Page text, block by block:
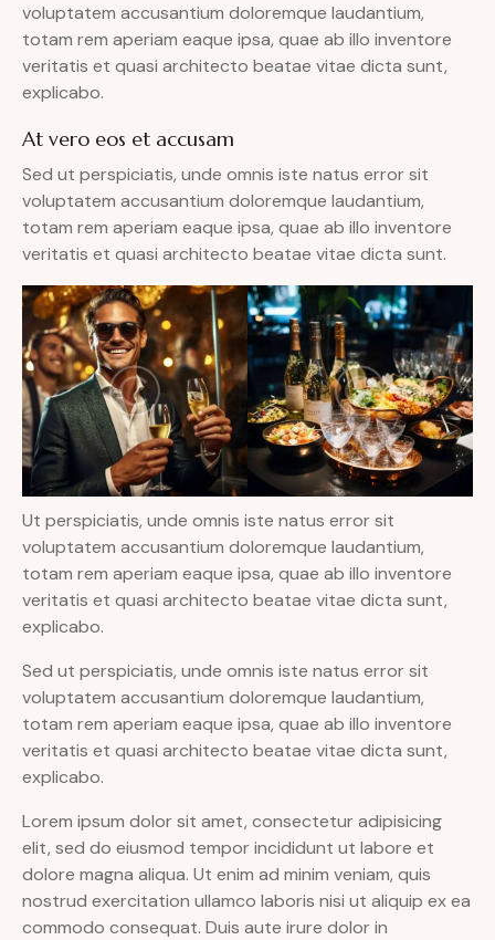
voluptatem accusantium doloremque laudantium,
totam rem aperiam eaque ipsa, quae ab illo inventore
veritatis et quasi architecto beatae vitae dicta sunt,
explicabo.
At vero eos et accusam
Sed ut perspiciatis, unde omnis iste natus error sit
voluptatem accusantium doloremque laudantium,
totam rem aperiam eaque ipsa, quae ab illo inventore
veritatis et quasi architecto beatae vitae dicta sunt.
Ut perspiciatis, unde omnis iste natus error sit
voluptatem accusantium doloremque laudantium,
totam rem aperiam eaque ipsa, quae ab illo inventore
veritatis et quasi architecto beatae vitae dicta sunt,
explicabo.
Sed ut perspiciatis, unde omnis iste natus error sit
voluptatem accusantium doloremque laudantium,
totam rem aperiam eaque ipsa, quae ab illo inventore
veritatis et quasi architecto beatae vitae dicta sunt,
explicabo.
Lorem ipsum dolor sit amet, consectetur adipisicing
elit, sed do eiusmod tempor incididunt ut labore et
dolore magna aliqua. Ut enim ad minim veniam, quis
nostrud exercitation ullamco laboris nisi ut aliquip ex ea
commodo consequat. Duis aute irure dolor in